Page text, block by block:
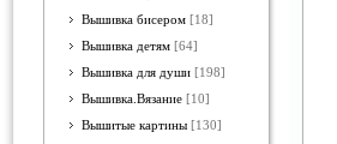
Вышивка бисером [18]
Вышивка детям [64]
Вышивка для души [198]
Вышивка.Вязание [10]
Вышитые картины [130]